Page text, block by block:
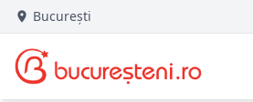
București